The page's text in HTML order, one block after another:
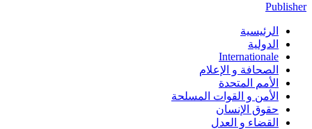
Publisher
الرئيسية
الدولية
Internationale
الصحافة و الإعلام
الأمم المتحدة
الأمن و القوات المسلحة
حقوق الإنسان
القضاء و العدل